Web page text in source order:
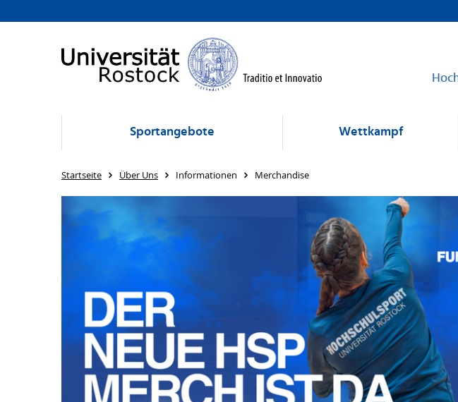
Sportangebote Wettkampf
Startseite Über Uns Informationen Merchandise